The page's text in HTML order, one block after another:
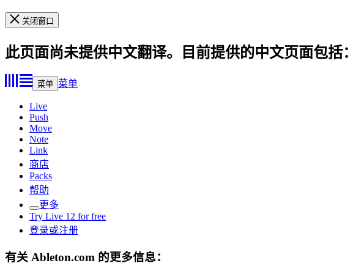
关闭窗口
此页面尚未提供中文翻译。目前提供的中文页面包括：
菜单 菜单
Live
Push
Move
Note
Link
商店
Packs
帮助
更多
Try Live 12 for free
登录或注册
有关 Ableton.com 的更多信息：